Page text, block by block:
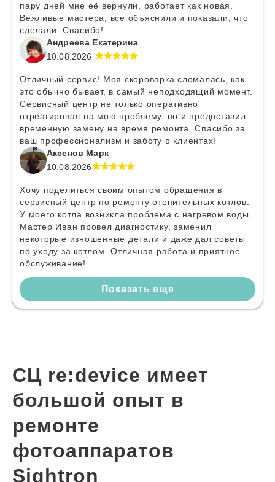
пару дней мне её вернули, работает как новая.
Вежливые мастера, все объяснили и показали, что
сделали. Спасибо!
Андреева Екатерина
10.08.2026
Отличный сервис! Моя скороварка сломалась, как
это обычно бывает, в самый неподходящий момент.
Сервисный центр не только оперативно
отреагировал на мою проблему, но и предоставил
временную замену на время ремонта. Спасибо за
ваш профессионализм и заботу о клиентах!
Аксенов Марк
10.08.2026
Хочу поделиться своим опытом обращения в
сервисный центр по ремонту отопительных котлов.
У моего котла возникла проблема с нагревом воды.
Мастер Иван провел диагностику, заменил
некоторые изношенные детали и даже дал советы
по уходу за котлом. Отличная работа и приятное
обслуживание!
Показать еще
СЦ re:device имеет
большой опыт в
ремонте
фотоаппаратов
Sightron